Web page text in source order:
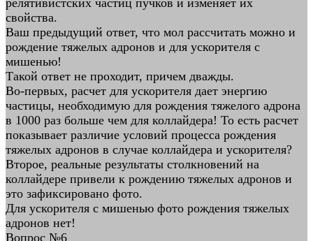
релятивистских частиц пучков и изменяет их
свойства.
Ваш предыдущий ответ, что мол рассчитать можно и
рождение тяжелых адронов и для ускорителя с
мишенью!
Такой ответ не проходит, причем дважды.
Во-первых, расчет для ускорителя дает энергию
частицы, необходимую для рождения тяжелого адрона
в 1000 раз больше чем для коллайдера! То есть расчет
показывает различие условий процесса рождения
тяжелых адронов в случае коллайдера и ускорителя?
Второе, реальные результаты столкновений на
коллайдере привели к рождению тяжелых адронов и
это зафиксировано фото.
Для ускорителя с мишенью фото рождения тяжелых
адронов нет!
Вопрос №6